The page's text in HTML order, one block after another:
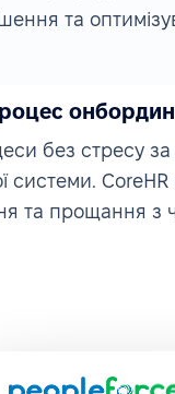
та
без стресу
системи.
та прощання з